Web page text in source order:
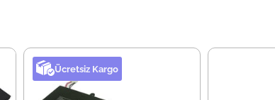
Ücretsiz Kargo